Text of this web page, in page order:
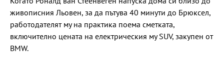
живописния Льовен, за да пътува 40 минути до Брюксел,
работодателят му на практика поема сметката,
включително цената на електрическия му SUV, закупен от
BMW.